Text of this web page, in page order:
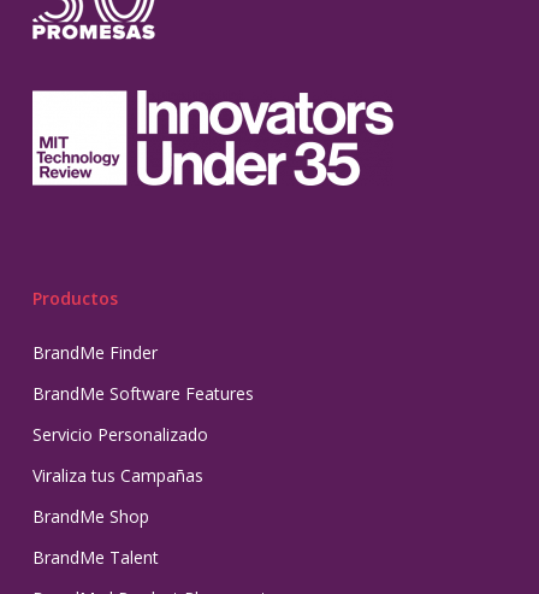
Productos
BrandMe Finder
BrandMe Software Features
Servicio Personalizado
Viraliza tus Campañas
BrandMe Shop
BrandMe Talent